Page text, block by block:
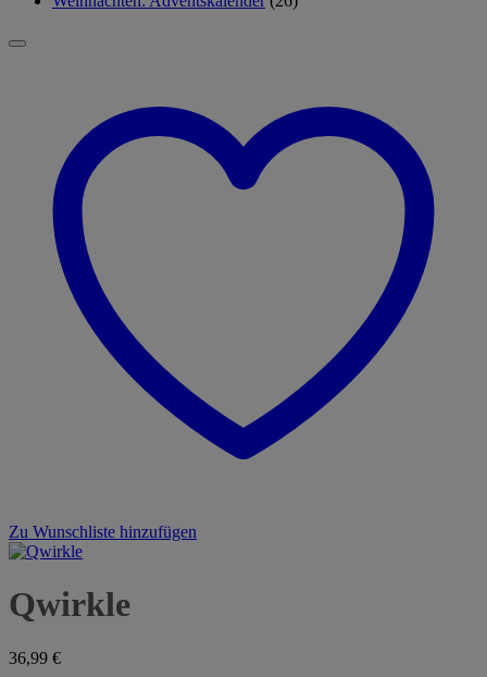
Zu Wunschliste hinzufügen
Qwirkle
36,99 €